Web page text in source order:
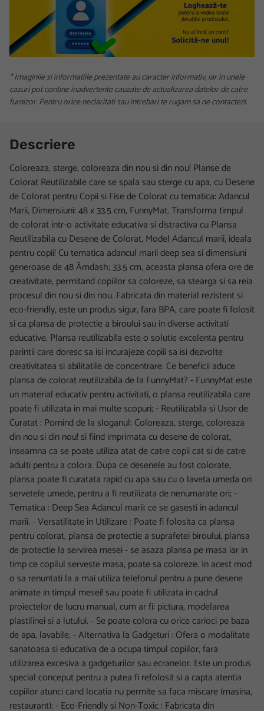
* Imaginile si informatiile prezentate au caracter informativ, iar in unele
cazuri pot contine inadvertente cauzate de actualizarea datelor de catre
furnizor. Pentru orice neclaritati sau intrebari te rugam sa ne contactezi.
Descriere
Coloreaza, sterge, coloreaza din nou si din nou! Planse de
Colorat Reutilizabile care se spala sau sterge cu apa, cu Desene
de Colorat pentru Copii si Fise de Colorat cu tematica: Adancul
Marii, Dimensiuni: 48 x 33.5 cm, FunnyMat. Transforma timpul
de colorat intr-o activitate educativa si distractiva cu Plansa
Reutilizabila cu Desene de Colorat, Model Adancul marii, ideala
pentru copii! Cu tematica adancul marii deep sea si dimensiuni
generoase de 48 Ãmdash; 33.5 cm, aceasta plansa ofera ore de
creativitate, permitand copiilor sa coloreze, sa stearga si sa reia
procesul din nou si din nou. Fabricata din material rezistent si
eco-friendly, este un produs sigur, fara BPA, care poate fi folosit
si ca plansa de protectie a biroului sau in diverse activitati
educative. Plansa reutilizabila este o solutie excelenta pentru
parintii care doresc sa isi incurajeze copiii sa isi dezvolte
creativitatea si abilitatile de concentrare. Ce beneficii aduce
plansa de colorat reutilizabila de la FunnyMat? - FunnyMat este
un material educativ pentru activitati, o plansa reutilizabila care
poate fi utilizata in mai multe scopuri; - Reutilizabila si Usor de
Curatat : Pornind de la sloganul: Coloreaza, sterge, coloreaza
din nou si din nou! si fiind imprimata cu desene de colorat,
inseamna ca se poate utiliza atat de catre copii cat si de catre
adulti pentru a colora. Dupa ce desenele au fost colorate,
plansa poate fi curatata rapid cu apa sau cu o laveta umeda ori
servetele umede, pentru a fi reutilizata de nenumarate ori; -
Tematica : Deep Sea Adancul marii: ce se gasesti in adancul
marii. - Versatilitate in Utilizare : Poate fi folosita ca plansa
pentru colorat, plansa de protectie a suprafetei biroului, plansa
de protectie la servirea mesei - se asaza plansa pe masa iar in
timp ce copilul serveste masa, poate sa coloreze. In acest mod
o sa renuntati la a mai utiliza telefonul pentru a pune desene
animate in timpul mesei! sau poate fi utilizata in cadrul
proiectelor de lucru manual, cum ar fi: pictura, modelarea
plastilinei si a lutului. - Se poate colora cu orice carioci pe baza
de apa, lavabile; - Alternativa la Gadgeturi : Ofera o modalitate
sanatoasa si educativa de a ocupa timpul copiilor, fara
utilizarea excesiva a gadgeturilor sau ecranelor. Este un produs
special conceput pentru a putea fi refolosit si a capta atentia
copiilor atunci cand locatia nu permite sa faca miscare (masina,
restaurant); - Eco-Friendly si Non-Toxic : Fabricata din